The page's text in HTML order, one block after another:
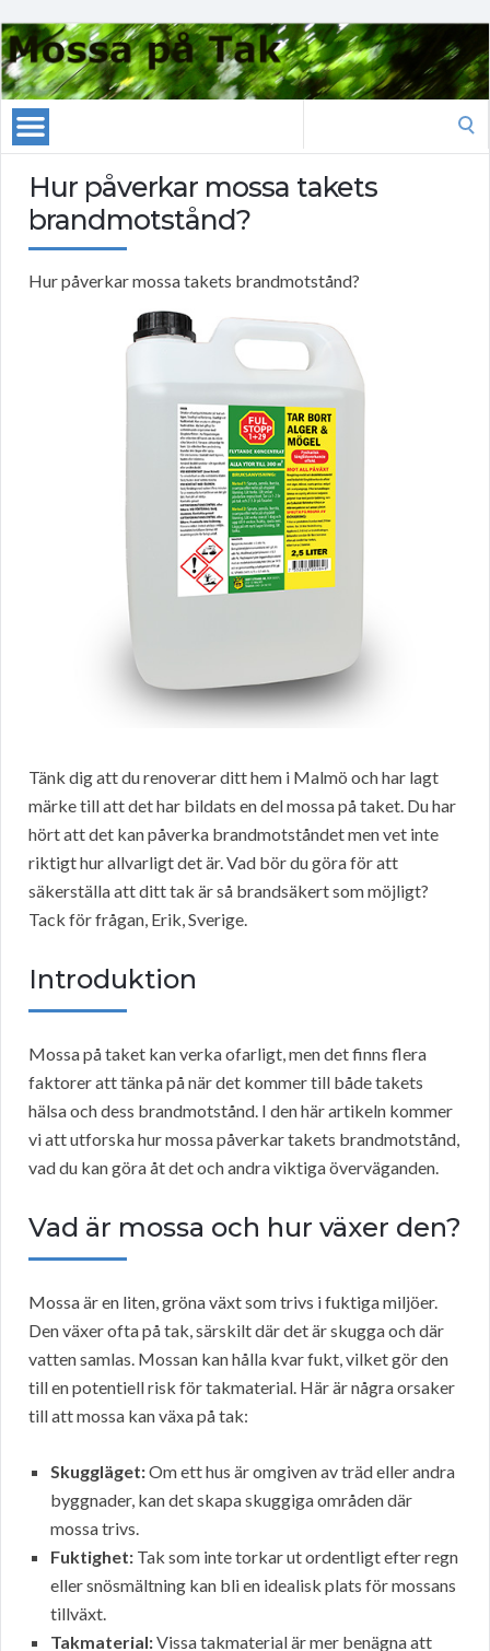
Hur påverkar mossa takets
brandmotstånd?
Hur påverkar mossa takets brandmotstånd?
Tänk dig att du renoverar ditt hem i Malmö och har lagt
märke till att det har bildats en del mossa på taket. Du har
hört att det kan påverka brandmotståndet men vet inte
riktigt hur allvarligt det är. Vad bör du göra för att
säkerställa att ditt tak är så brandsäkert som möjligt?
Tack för frågan, Erik, Sverige.
Introduktion
Mossa på taket kan verka ofarligt, men det finns flera
faktorer att tänka på när det kommer till både takets
hälsa och dess brandmotstånd. I den här artikeln kommer
vi att utforska hur mossa påverkar takets brandmotstånd,
vad du kan göra åt det och andra viktiga överväganden.
Vad är mossa och hur växer den?
Mossa är en liten, gröna växt som trivs i fuktiga miljöer.
Den växer ofta på tak, särskilt där det är skugga och där
vatten samlas. Mossan kan hålla kvar fukt, vilket gör den
till en potentiell risk för takmaterial. Här är några orsaker
till att mossa kan växa på tak:
Skuggläget:Om ett hus är omgiven av träd eller andra
byggnader, kan det skapa skuggiga områden där
mossa trivs.
Fuktighet: Tak som inte torkar ut ordentligt efter regn
eller snösmältning kan bli en idealisk plats för mossans
tillväxt.
Takmaterial:Vissa takmaterial är mer benägna att